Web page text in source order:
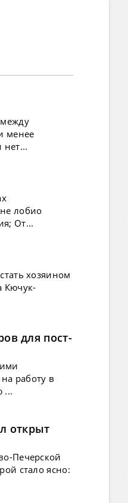
менее
лобио
От...
хозяином
Кючук-
для пост-
работу в
...
открыт
Печерской
стало ясно: